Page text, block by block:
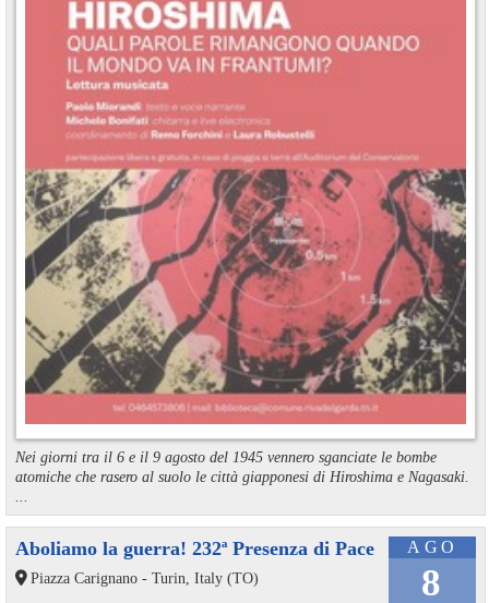
Nei giorni tra il 6 e il 9 agosto del 1945 vennero sganciate le bombe
atomiche che rasero al suolo le città giapponesi di Hiroshima e Nagasaki.
AGO
8
Aboliamo la guerra! 232ª Presenza di Pace
Piazza Carignano - Turin, Italy (TO)